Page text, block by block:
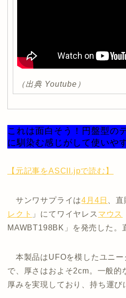
（出典 Youtube）
これは面白そう！円盤型の
に馴染む感じがして使いや
【元記事をASCII.jpで読む】
サンワサプライは4月4日 、
レクト 」にてワイヤレス マウス
MAWBT198BK」を発売した。
本製品はUFOを模したユニー
で、厚さはおよそ2cm。一般的
厚みを実現しており、持ち運び